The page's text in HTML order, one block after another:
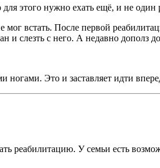
этого нужно ехать ещё, и не один
встать. После первой
и слезть с него. А недавно дополз
ногами. Это и заставляет идти
реабилитацию. У семьи есть